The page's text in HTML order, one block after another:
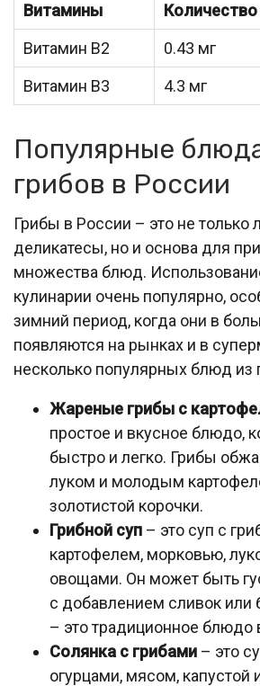
Витамины
Количество
Витамин В2
0.43 мг
Витамин В3
4.3 мг
Популярные
грибов в России
Грибы в России – это не только
деликатесы, но и основа для
множества блюд.
кулинарии очень популярно,
зимний период, когда они в
появляются на рынках и в
несколько популярных блюд из
Жареные грибы с
простое и вкусное блюдо,
быстро и легко. Грибы
луком и молодым
золотистой корочки.
Грибной суп – это суп с
картофелем, морковью,
овощами. Он может быть
с добавлением сливок или
– это традиционное блюдо
Солянка с грибами – это
огурцами, мясом, капустой